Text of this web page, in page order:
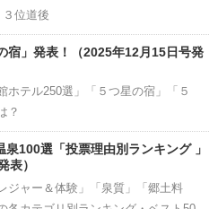
位道後
宿」発表！（2025年12月15日号発
ホテル250選」「５つ星の宿」「５
？
100選「投票理由別ランキング 」
表）
ジャー＆体験」「泉質」「郷土料